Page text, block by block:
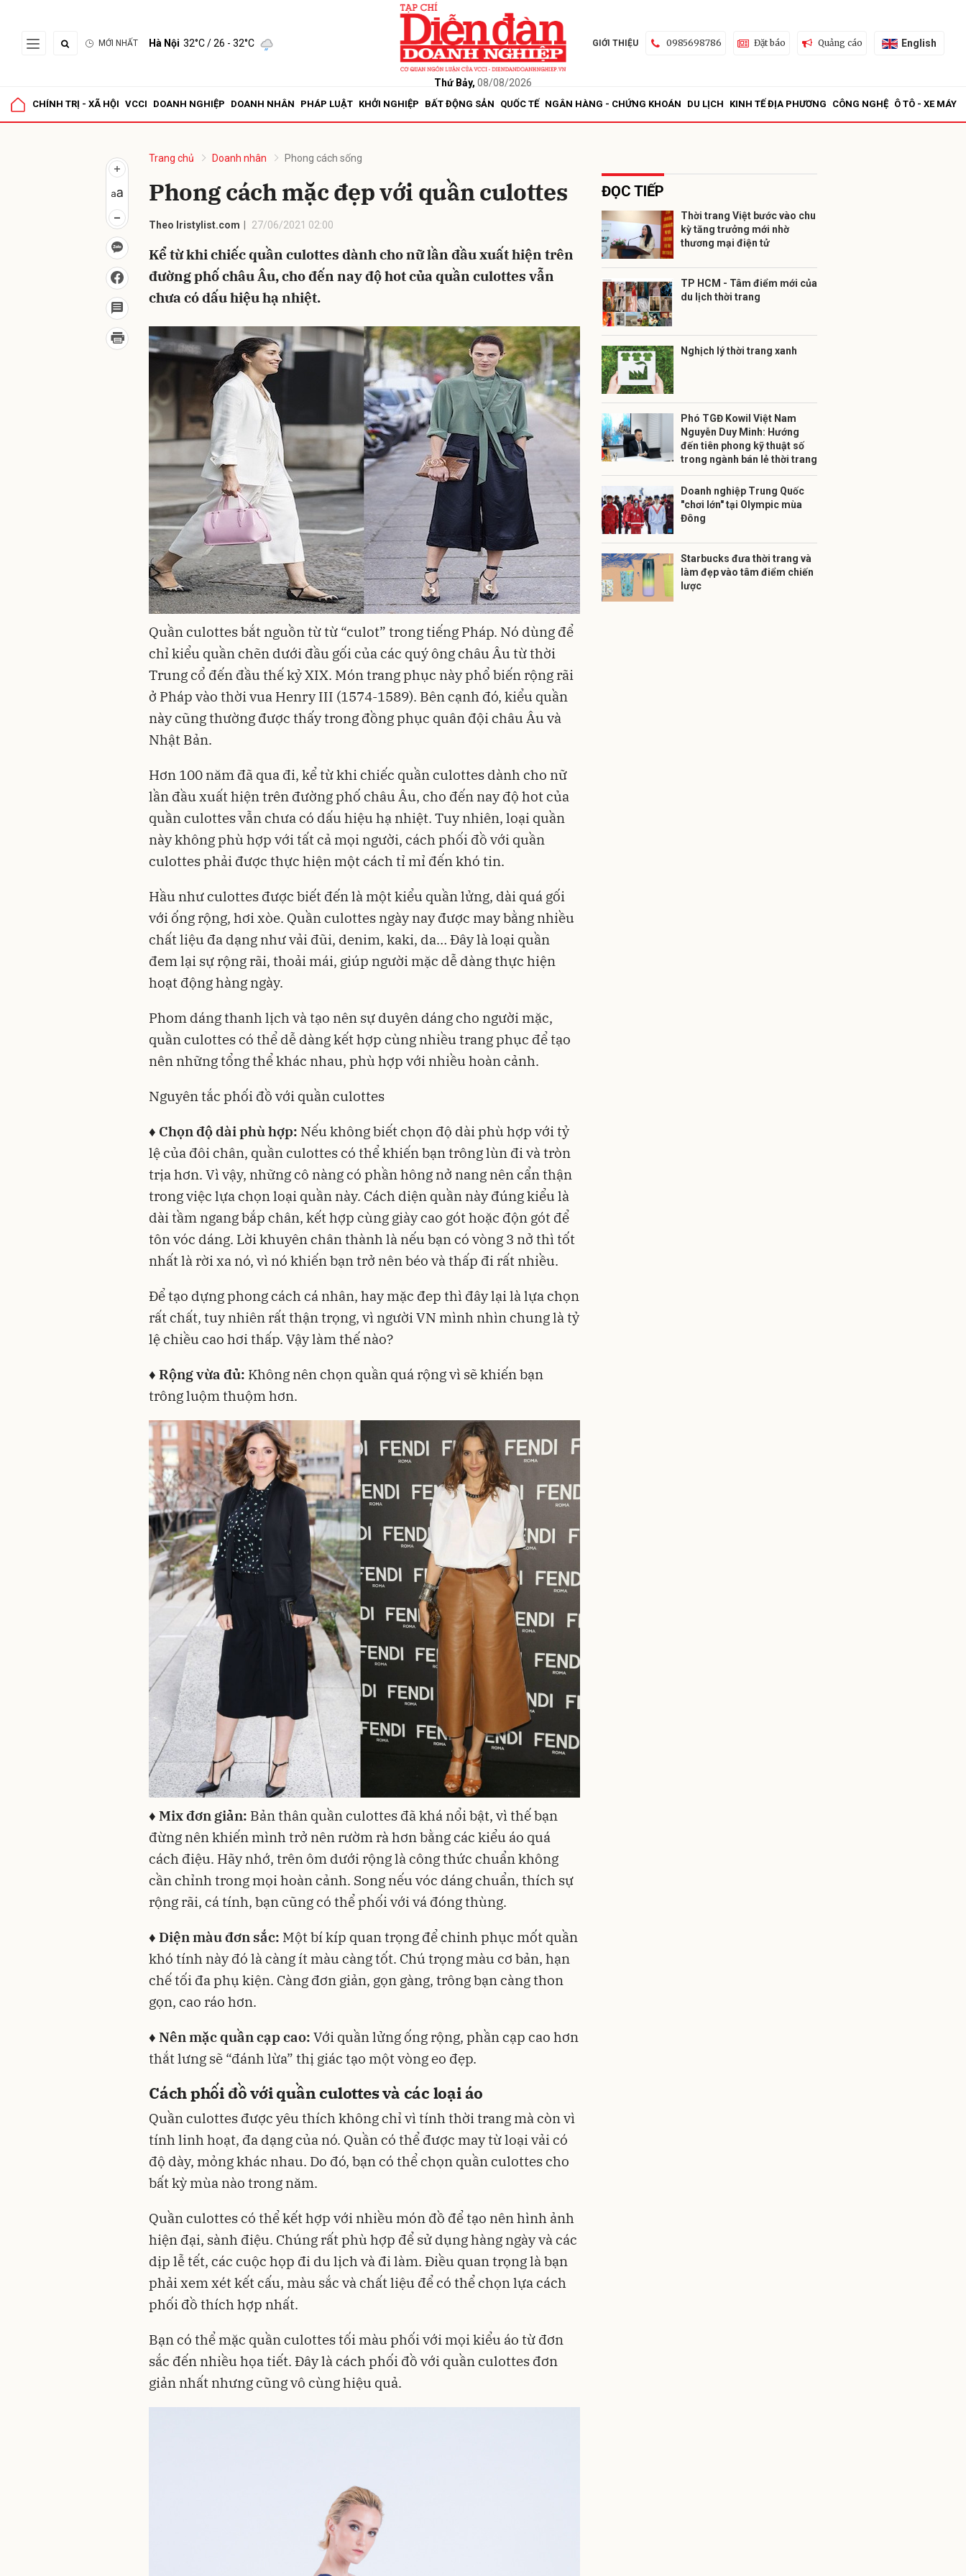
MỚI NHẤT Hà Nội 32°C/ 26 - 32°C
Thứ Bảy, 08/08/2026
GIỚI THIỆU 0985698786 Đặt báo Quảng cáo English
CHÍNH TRỊ - XÃ HỘI VCCI DOANH NGHIỆP DOANH NHÂN PHÁP LUẬT KHỞI NGHIỆP BẤT ĐỘNG SẢN QUỐC TẾ NGÂN HÀNG - CHỨNG KHOÁN DU LỊCH KINH TẾ ĐỊA PHƯƠNG CÔNG NGHỆ Ô TÔ - XE MÁY
Trang chủ Doanh nhân Phong cách sống
Phong cách mặc đẹp với quần culottes
Theo Iristylist.com 27/06/2021 02:00
Kể từ khi chiếc quần culottes dành cho nữ lần đầu xuất hiện trên
đường phố châu Âu, cho đến nay độ hot của quần culottes vẫn
chưa có dấu hiệu hạ nhiệt.
Quần culottes bắt nguồn từ từ “culot” trong tiếng Pháp. Nó dùng để
chỉ kiểu quần chẽn dưới đầu gối của các quý ông châu Âu từ thời
Trung cổ đến đầu thế kỷ XIX. Món trang phục này phổ biến rộng rãi
ở Pháp vào thời vua Henry III (1574-1589). Bên cạnh đó, kiểu quần
này cũng thường được thấy trong đồng phục quân đội châu Âu và
Nhật Bản.
Hơn 100 năm đã qua đi, kể từ khi chiếc quần culottes dành cho nữ
lần đầu xuất hiện trên đường phố châu Âu, cho đến nay độ hot của
quần culottes vẫn chưa có dấu hiệu hạ nhiệt. Tuy nhiên, loại quần
này không phù hợp với tất cả mọi người, cách phối đồ với quần
culottes phải được thực hiện một cách tỉ mỉ đến khó tin.
Hầu như culottes được biết đến là một kiểu quần lửng, dài quá gối
với ống rộng, hơi xòe. Quần culottes ngày nay được may bằng nhiều
chất liệu đa dạng như vải đũi, denim, kaki, da… Đây là loại quần
đem lại sự rộng rãi, thoải mái, giúp người mặc dễ dàng thực hiện
hoạt động hàng ngày.
Phom dáng thanh lịch và tạo nên sự duyên dáng cho người mặc,
quần culottes có thể dễ dàng kết hợp cùng nhiều trang phục để tạo
nên những tổng thể khác nhau, phù hợp với nhiều hoàn cảnh.
Nguyên tắc phối đồ với quần culottes
♦ Chọn độ dài phù hợp: Nếu không biết chọn độ dài phù hợp với tỷ
lệ của đôi chân, quần culottes có thể khiến bạn trông lùn đi và tròn
trịa hơn. Vì vậy, những cô nàng có phần hông nở nang nên cẩn thận
trong việc lựa chọn loại quần này. Cách diện quần này đúng kiểu là
dài tầm ngang bắp chân, kết hợp cùng giày cao gót hoặc độn gót để
tôn vóc dáng. Lời khuyên chân thành là nếu bạn có vòng 3 nở thì tốt
nhất là rời xa nó, vì nó khiến bạn trở nên béo và thấp đi rất nhiều.
Để tạo dựng phong cách cá nhân, hay mặc đep thì đây lại là lựa chọn
rất chất, tuy nhiên rất thận trọng, vì người VN mình nhìn chung là tỷ
lệ chiều cao hơi thấp. Vậy làm thế nào?
♦ Rộng vừa đủ: Không nên chọn quần quá rộng vì sẽ khiến bạn
trông luộm thuộm hơn.
♦ Mix đơn giản: Bản thân quần culottes đã khá nổi bật, vì thế bạn
đừng nên khiến mình trở nên rườm rà hơn bằng các kiểu áo quá
cách điệu. Hãy nhớ, trên ôm dưới rộng là công thức chuẩn không
cần chỉnh trong mọi hoàn cảnh. Song nếu vóc dáng chuẩn, thích sự
rộng rãi, cá tính, bạn cũng có thể phối với vá đóng thùng.
♦ Diện màu đơn sắc: Một bí kíp quan trọng để chinh phục mốt quần
khó tính này đó là càng ít màu càng tốt. Chú trọng màu cơ bản, hạn
chế tối đa phụ kiện. Càng đơn giản, gọn gàng, trông bạn càng thon
gọn, cao ráo hơn.
♦ Nên mặc quần cạp cao: Với quần lửng ống rộng, phần cạp cao hơn
thắt lưng sẽ “đánh lừa” thị giác tạo một vòng eo đẹp.
Cách phối đồ với quần culottes và các loại áo
Quần culottes được yêu thích không chỉ vì tính thời trang mà còn vì
tính linh hoạt, đa dạng của nó. Quần có thể được may từ loại vải có
độ dày, mỏng khác nhau. Do đó, bạn có thể chọn quần culottes cho
bất kỳ mùa nào trong năm.
Quần culottes có thể kết hợp với nhiều món đồ để tạo nên hình ảnh
hiện đại, sành điệu. Chúng rất phù hợp để sử dụng hàng ngày và các
dịp lễ tết, các cuộc họp đi du lịch và đi làm. Điều quan trọng là bạn
phải xem xét kết cấu, màu sắc và chất liệu để có thể chọn lựa cách
phối đồ thích hợp nhất.
Bạn có thể mặc quần culottes tối màu phối với mọi kiểu áo từ đơn
sắc đến nhiều họa tiết. Đây là cách phối đồ với quần culottes đơn
giản nhất nhưng cũng vô cùng hiệu quả.
ĐỌC TIẾP
Thời trang Việt bước vào chu
kỳ tăng trưởng mới nhờ
thương mại điện tử
TP HCM - Tâm điểm mới của
du lịch thời trang
Nghịch lý thời trang xanh
Phó TGĐ Kowil Việt Nam
Nguyễn Duy Minh: Hướng
đến tiên phong kỹ thuật số
trong ngành bán lẻ thời trang
Doanh nghiệp Trung Quốc
"chơi lớn" tại Olympic mùa
Đông
Starbucks đưa thời trang và
làm đẹp vào tâm điểm chiến
lược
Gửi